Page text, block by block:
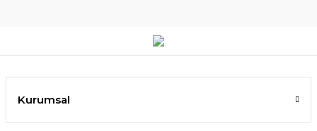
Kurumsal